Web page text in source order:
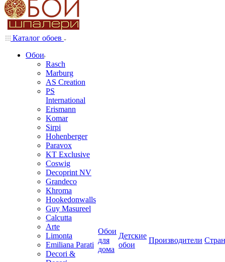
Каталог обоев
Обои
Rasch
Marburg
AS Creation
PS
International
Erismann
Komar
Sirpi
Hohenberger
Paravox
KT Exclusive
Coswig
Decoprint NV
Grandeco
Khroma
Hookedonwalls
Guy Masureel
Calcutta
Arte
Limonta
Emiliana Parati
Decori &
Обои
для
дома
Детские
обои
Производители